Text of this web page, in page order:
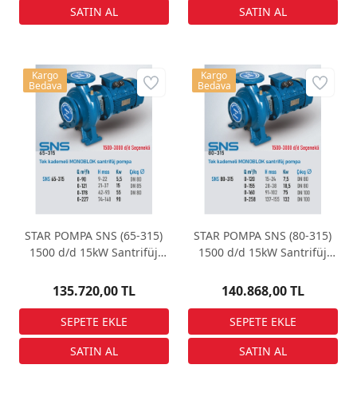
STAR POMPA SNS (65-315)
1500 d/d 15kW Santrifüj
135.720,00 TL
Kargo
Bedava
STAR POMPA SNS (80-315)
1500 d/d 15kW Santrifüj
140.868,00 TL
Kargo
Bedava